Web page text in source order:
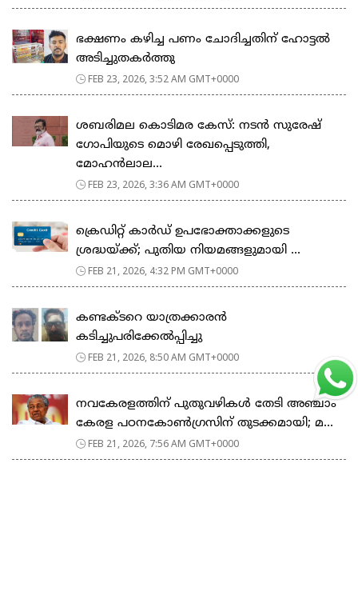
ഭക്ഷണം കഴിച്ച പണം ചോദിച്ചതിന് ഹോട്ടൽ
അടിച്ചുതകർത്തു
FEB 23, 2026, 3:52 AM GMT+0000
ശബരിമല കൊടിമര കേസ്: നടൻ സുരേഷ്
ഗോപിയുടെ മൊഴി രേഖപ്പെടുത്തി,
മോഹൻലാല...
FEB 23, 2026, 3:36 AM GMT+0000
ക്രെഡിറ്റ് കാർഡ് ഉപഭോക്താക്കളുടെ
ശ്രദ്ധയ്ക്ക്; പുതിയ നിയമങ്ങളുമായി ...
FEB 21, 2026, 4:32 PM GMT+0000
കണ്ടക്ടറെ യാത്രക്കാരൻ
കടിച്ചുപരിക്കേൽപ്പിച്ചു
FEB 21, 2026, 8:50 AM GMT+0000
നവകേരളത്തിന് പുതുവഴികൾ തേടി അഞ്ചാം
കേരള പഠനകോൺഗ്രസിന് തുടക്കമായി; മ...
FEB 21, 2026, 7:56 AM GMT+0000